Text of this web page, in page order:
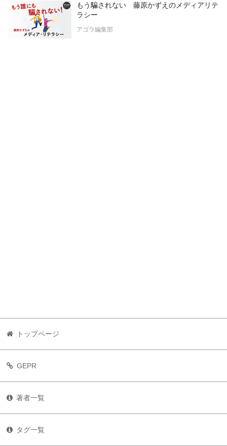
もう騙されない 藤原かずえのメディアリテ
ラシー
アゴラ編集部
トップページ
GEPR
著者一覧
タグ一覧